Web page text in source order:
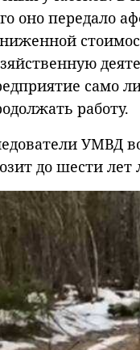
оно передало
само
работу.
УМВД
до шести